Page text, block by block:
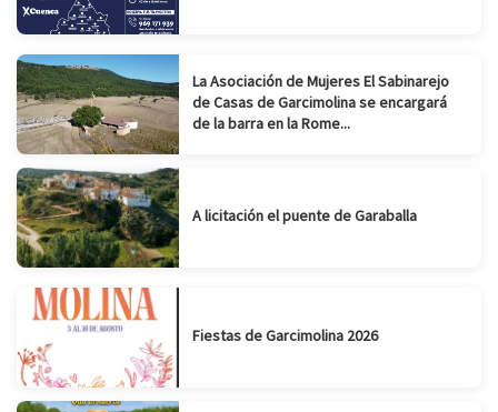
La Asociación de Mujeres El Sabinarejo
de Casas de Garcimolina se encargará
de la barra en la Rome...
A licitación el puente de Garaballa
Fiestas de Garcimolina 2026